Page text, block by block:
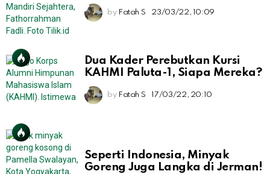
by Fatah S 23/03/22, 10:09
Dua Kader Perebutkan Kursi
KAHMI Paluta-1, Siapa Mereka?
by Fatah S 17/03/22, 20:10
Seperti Indonesia, Minyak
Goreng Juga Langka di Jerman!